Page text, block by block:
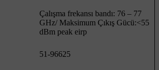
Çalışma frekansı bandı: 76 – 77
GHz/ Maksimum Çıkış Gücü:<55
dBm peak eirp
51-96625